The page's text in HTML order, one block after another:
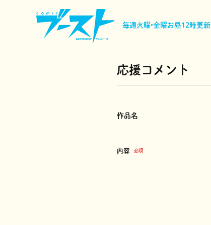
毎週火曜•金曜お昼12時更新
応援コメント
作品名
内容